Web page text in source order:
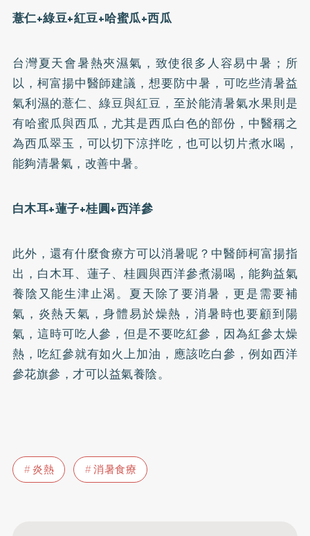
薏仁+綠豆+紅豆+哈蜜瓜+西瓜
台灣夏天會暑熱夾濕氣，致使很多人容易中暑；所
以，柯富揚中醫師建議，想要防中暑，可吃些清暑益
氣利濕的薏仁、綠豆與紅豆，至於能清暑氣水果則是
有哈蜜瓜與西瓜，尤其是西瓜白色的部份，中醫稱之
為西瓜翠玉，可以切下涼拌吃，也可以切片煮水喝，
能夠清暑氣，改善中暑。
白木耳+蓮子+桂圓+西洋參
此外，還有什麼食療方可以消暑呢？中醫師柯富揚指
出，白木耳、蓮子、桂圓與西洋參煮湯喝，能夠益氣
養陰又能生津止渴。夏天除了要消暑，更是需要補
氣，炎熱天氣，身體易於燥熱，消暑時也要顧到陽
氣，這時可吃人參，但是不要吃紅參，因為紅參太燥
熱，吃紅參就有如火上加油，應該吃白參，例如西洋
參花旗參，才可以益氣養陰。
炎熱 消暑食療